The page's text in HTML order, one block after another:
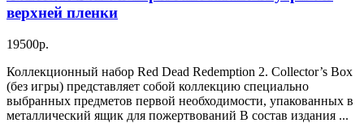
верхней пленки
19500р.
Коллекционный набор Red Dead Redemption 2. Collector’s Box
(без игры) представляет собой коллекцию специально
выбранных предметов первой необходимости, упакованных в
металлический ящик для пожертвований В состав издания ...